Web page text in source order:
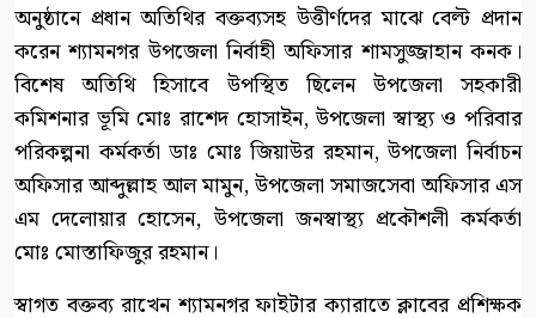
অনুষ্ঠানে প্রধান অতিথির বক্তব্যসহ উত্তীর্ণদের মাঝে বেল্ট প্রদান
করেন শ্যামনগর উপজেলা নির্বাহী অফিসার শামসুজ্জাহান কনক।
বিশেষ অতিথি হিসাবে উপস্থিত ছিলেন উপজেলা সহকারী
কমিশনার ভূমি মোঃ রাশেদ হোসাইন, উপজেলা স্বাস্থ্য ও পরিবার
পরিকল্পনা কর্মকর্তা ডাঃ মোঃ জিয়াউর রহমান, উপজেলা নির্বাচন
অফিসার আব্দুল্লাহ আল মামুন, উপজেলা সমাজসেবা অফিসার এস
এম দেলোয়ার হোসেন, উপজেলা জনস্বাস্থ্য প্রকৌশলী কর্মকর্তা
মোঃ মোস্তাফিজুর রহমান।
স্বাগত বক্তব্য রাখেন শ্যামনগর ফাইটার ক্যারাতে ক্লাবের প্রশিক্ষক